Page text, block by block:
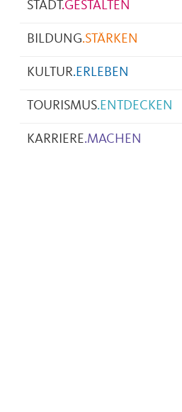
STADT.GESTALTEN
BILDUNG.STÄRKEN
KULTUR.ERLEBEN
TOURISMUS.ENTDECKEN
KARRIERE.MACHEN